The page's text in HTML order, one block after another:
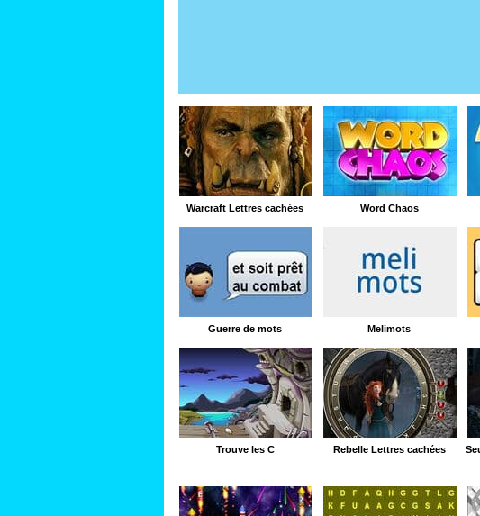
Warcraft Lettres cachées Word Chaos
Guerre de mots Melimots
Trouve les C Rebelle Lettres cachées